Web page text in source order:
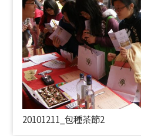
20101211_包種茶節2